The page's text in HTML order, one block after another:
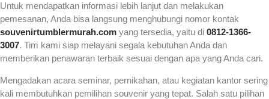
Untuk mendapatkan informasi lebih lanjut dan melakukan
pemesanan, Anda bisa langsung menghubungi nomor kontak
souvenirtumblermurah.com yang tersedia, yaitu di 0812-1366-
3007. Tim kami siap melayani segala kebutuhan Anda dan
memberikan penawaran terbaik sesuai dengan apa yang Anda cari.
Mengadakan acara seminar, pernikahan, atau kegiatan kantor sering
kali membutuhkan pemilihan souvenir yang tepat. Salah satu pilihan